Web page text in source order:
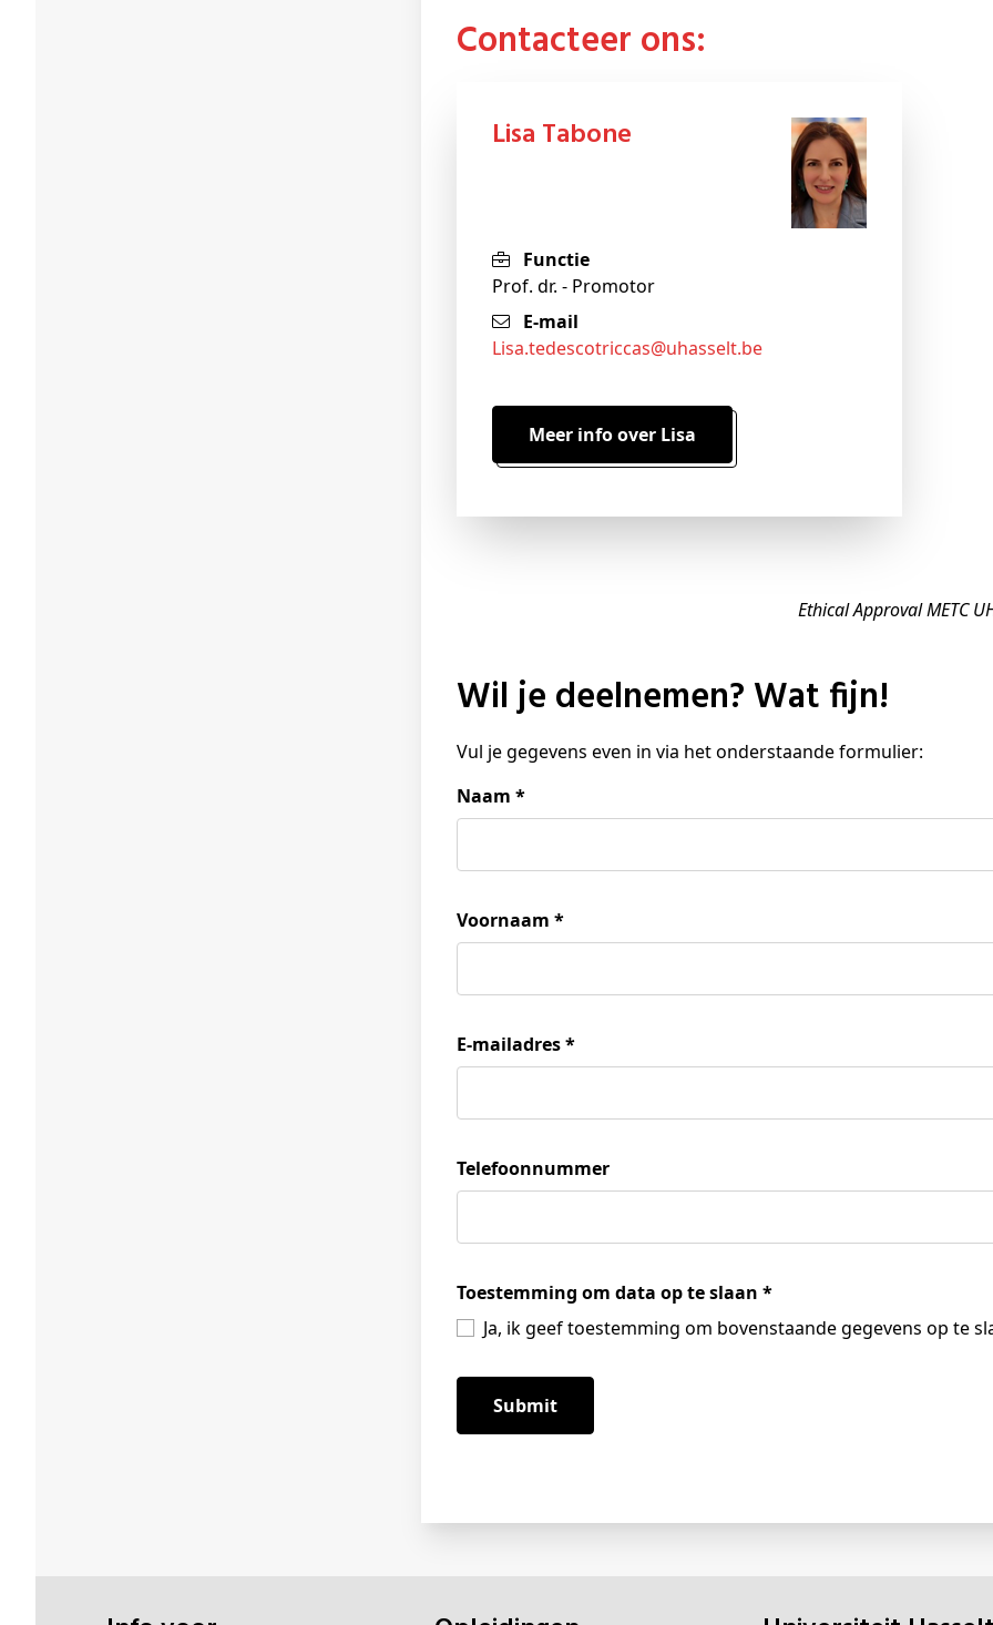
Contacteer ons:
Lisa Tabone
Functie
Prof. dr. - Promotor
E-mail
lisa.tedescotriccas@uhasselt.be
Meer info over Lisa
Ethical Approval METC
Wil je deelnemen? Wat fijn!
Vul je gegevens even in via het onderstaande formulier:
Naam *
Voornaam *
E-mailadres*
Telefoonnummer
Toestemming om data op te slaan *
Ja, ik geef toestemming om bovenstaande gegevens op te